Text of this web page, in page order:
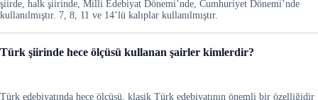
şiirde, halk şiirinde, Milli Edebiyat Dönemi’nde, Cumhuriyet Dönemi’nde
kullanılmıştır. 7, 8, 11 ve 14’lü kalıplar kullanılmıştır.
Türk şiirinde hece ölçüsü kullanan şairler kimlerdir?
Türk edebiyatında hece ölçüsü, klasik Türk edebiyatının önemli bir özelliğidir